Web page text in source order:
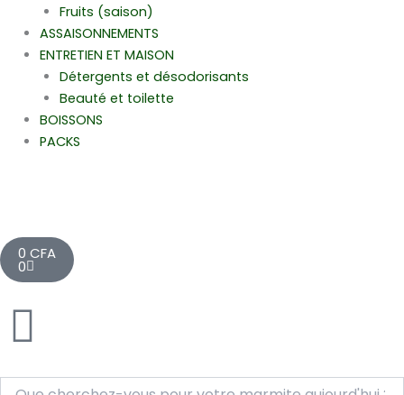
Fruits (saison)
ASSAISONNEMENTS
ENTRETIEN ET MAISON
Détergents et désodorisants
Beauté et toilette
BOISSONS
PACKS
0 CFA
0
Cart
Recherche